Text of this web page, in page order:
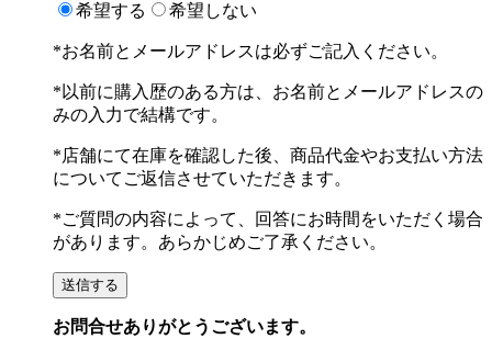
希望する 希望しない
*お名前とメールアドレスは必ずご記入ください。
*以前に購入歴のある方は、お名前とメールアドレスの
みの入力で結構です。
*店舗にて在庫を確認した後、商品代金やお支払い方法
についてご返信させていただきます。
*ご質問の内容によって、回答にお時間をいただく場合
があります。あらかじめご了承ください。
お問合せありがとうございます。